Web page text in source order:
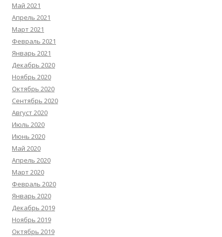
Май 2021
Апрель 2021
Март 2021
Февраль 2021
Январь 2021
Декабрь 2020
Ноябрь 2020
Октябрь 2020
Сентябрь 2020
Август 2020
Июль 2020
Июнь 2020
Май 2020
Апрель 2020
Март 2020
Февраль 2020
Январь 2020
Декабрь 2019
Ноябрь 2019
Октябрь 2019